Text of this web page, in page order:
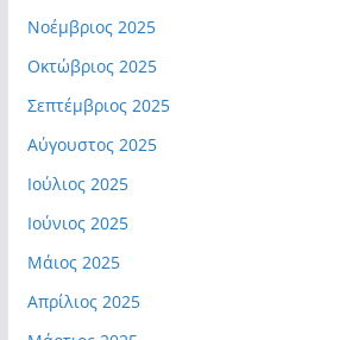
Νοέμβριος 2025
Οκτώβριος 2025
Σεπτέμβριος 2025
Αύγουστος 2025
Ιούλιος 2025
Ιούνιος 2025
Μάιος 2025
Απρίλιος 2025